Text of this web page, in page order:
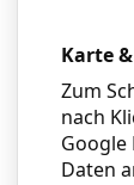
Karte
Zum
nach
Google
Daten